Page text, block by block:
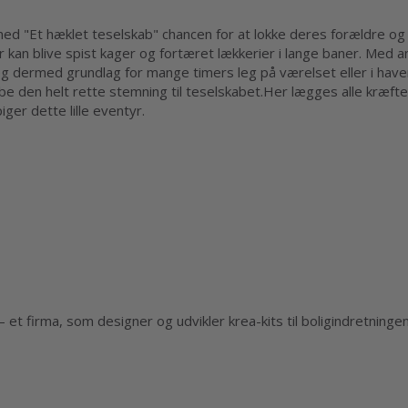
"Et hæklet teselskab" chancen for at lokke deres forældre
kan blive spist kager og fortæret lækkerier i lange baner. Med
dermed grundlag for mange timers leg på værelset eller i
den helt rette stemning til teselskabet.Her lægges alle
dette lille eventyr.
et firma, som designer og udvikler krea-kits til